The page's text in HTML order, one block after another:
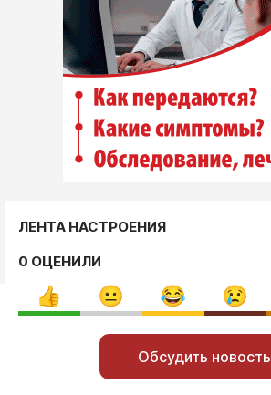
ЛЕНТА НАСТРОЕНИЯ
0 ОЦЕНИЛИ
Обсудить новость